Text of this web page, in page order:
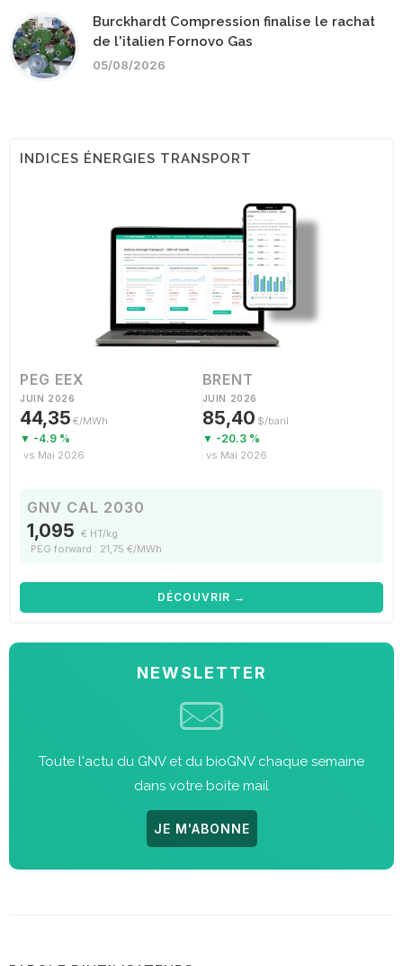
Burckhardt Compression finalise le rachat
de l'italien Fornovo Gas
05/08/2026
INDICES ÉNERGIES TRANSPORT
PEG EEX
JUIN 2026
44,35 €/MWh
▼ -4.9 %
vs Mai 2026
BRENT
JUIN 2026
85,40 $/baril
▼ -20.3 %
vs Mai 2026
GNV CAL 2030
1,095 € HT/kg
PEG forward : 21,75 €/MWh
DÉCOUVRIR →
NEWSLETTER
Toute l'actu du GNV et du bioGNV chaque semaine
dans votre boite mail
JE M'ABONNE